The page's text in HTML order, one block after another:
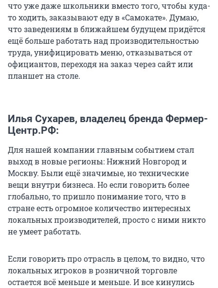
что уже даже школьники вместо того, чтобы куда-
то ходить, заказывают еду в «Самокате». Думаю,
что заведениям в ближайшем будущем придётся
ещё больше работать над производительностью
труда, унифицировать меню, отказываться от
официантов, переходя на заказ через сайт или
планшет на столе.
Илья Сухарев, владелец бренда Фермер-
Центр.РФ:
Для нашей компании главным событием стал
выход в новые регионы: Нижний Новгород и
Москву. Были ещё значимые, но технические
вещи внутри бизнеса. Но если говорить более
глобально, то пришло понимание того, что в
стране есть огромное количество интересных
локальных производителей, просто с ними никто
не умеет работать.
Если говорить про отрасль в целом, то видно, что
локальных игроков в розничной торговле
остается всё меньше и меньше. И все кинулись